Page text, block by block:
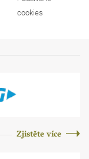
cookies
Zjistěte více